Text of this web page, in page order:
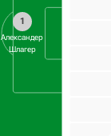
1
Александер
Шлагер